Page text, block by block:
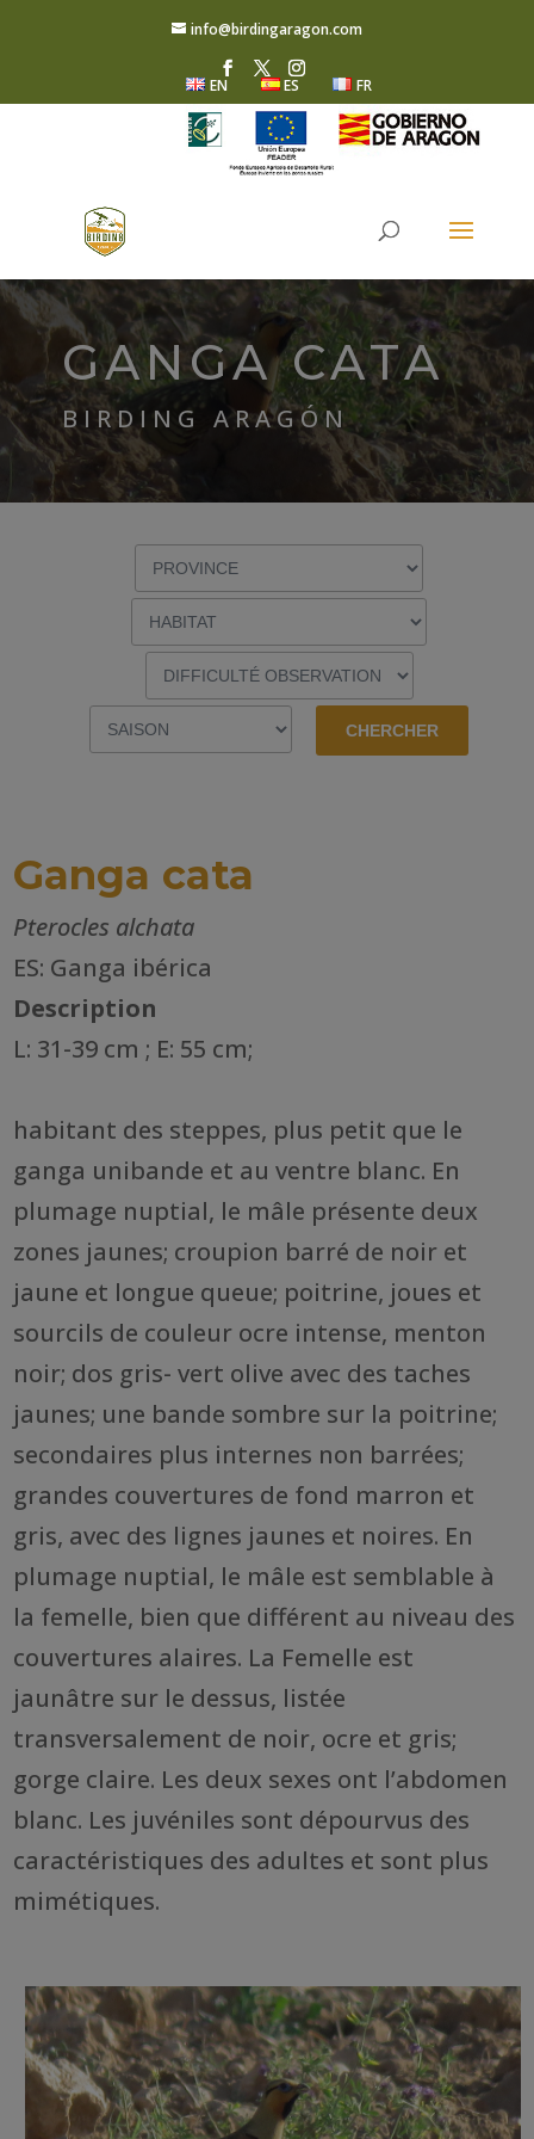
info@birdingaragon.com
EN ES FR
GANGA CATA
BIRDING ARAGÓN
Ganga cata
Pterocles alchata
ES: Ganga ibérica
Description
L: 31-39 cm ; E: 55 cm;
habitant des steppes, plus petit que le
ganga unibande et au ventre blanc. En
plumage nuptial, le mâle présente deux
zones jaunes; croupion barré de noir et
jaune et longue queue; poitrine, joues et
sourcils de couleur ocre intense, menton
noir; dos gris- vert olive avec des taches
jaunes; une bande sombre sur la poitrine;
secondaires plus internes non barrées;
grandes couvertures de fond marron et
gris, avec des lignes jaunes et noires. En
plumage nuptial, le mâle est semblable à
la femelle, bien que différent au niveau des
couvertures alaires. La Femelle est
jaunâtre sur le dessus, listée
transversalement de noir, ocre et gris;
gorge claire. Les deux sexes ont l’abdomen
blanc. Les juvéniles sont dépourvus des
caractéristiques des adultes et sont plus
mimétiques.